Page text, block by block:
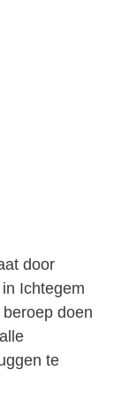
door
Ichtegem
doen
te